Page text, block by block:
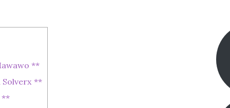
**
Solverx **
**